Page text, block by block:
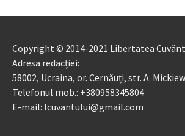
Copyright © 2014-2021 Libertatea
Adresa redacției:
58002, Ucraina, or. Cernăuți, str. A.
Telefonul mob.: +380958345804
E-mail: lcuvantului@gmail.com